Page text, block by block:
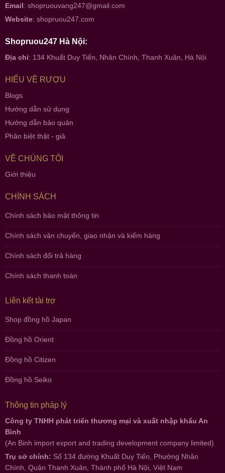
Email: shopruouvang247@gmail.com
Website: shopruou247.com
Shopruou247 Hà Nội:
Địa chỉ: 134 Khuất Duy Tiến, Nhân Chính, Thanh Xuân, Hà Nội
HIỂU VỀ RƯỢU
Blogs
Hướng dẫn sử dụng
Hướng dẫn bảo quản
Phân biệt thật - giả
VỀ CHÚNG TÔI
Giới thiệu
CHÍNH SÁCH
Chính sách bảo mật thông tin
Chính sách vận chuyển, giao nhận và kiểm hàng
Chính sách đổi trả hàng
Chính sách thanh toán
Liên kết tài trợ
Shop đồng hồ Japan
Đồng hồ Orient
Đồng hồ Citizen
Đồng hồ Seiko
Thông tin pháp lý
Công ty TNHH phát triển thương mại và xuất nhập khẩu An
Bình
(An Binh import export and trading development company limited)
Trụ sở chính: Số 134 đường Khuất Duy Tiến, Phường Nhân
Chính, Quận Thanh Xuân, Thành phố Hà Nội, Việt Nam